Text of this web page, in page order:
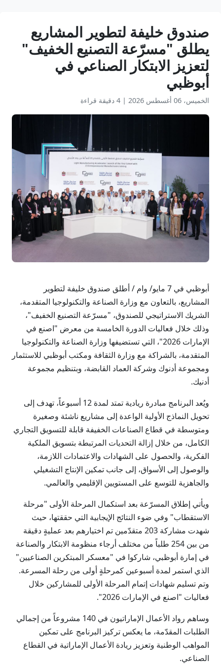
صندوق خليفة لتطوير المشاريع
يطلق "مسرّعة التصنيع الخفيف"
لتعزيز الابتكار الصناعي في
أبوظبي
الخميس، 06 أغسطس 2026 | 4 دقيقة قراءة
أبوظبي في 7 مايو/ وام / أطلق صندوق خليفة لتطوير
المشاريع، بالتعاون مع وزارة الصناعة والتكنولوجيا المتقدمة،
الشريك الاستراتيجي للصندوق، "مسرّعة التصنيع الخفيف"،
وذلك خلال فعاليات الدورة الخامسة من معرض "اصنع في
الإمارات 2026"، التي تستضيفها وزارة الصناعة والتكنولوجيا
المتقدمة، بالشراكة مع وزارة الثقافة ومكتب أبوظبي للاستثمار
ومجموعة أدنوك وشركة العماد القابضة، وبتنظيم مجموعة
أدنيك.
ويُعد البرنامج مبادرة ريادية تمتد لمدة 12 أسبوعاً، تهدف إلى
تحويل النماذج الأولية الواعدة إلى مشاريع ناشئة وصغيرة
ومتوسطة في قطاع الصناعات الخفيفة قابلة للتسويق التجاري
الكامل، من خلال إزالة التحديات المرتبطة بتسويق الملكية
الفكرية، والحصول على الشهادات والاعتمادات اللازمة،
والوصول إلى الأسواق، إلى جانب تمكين الإنتاج التشغيلي
والجاهزية للتوسع على المستويين الإقليمي والعالمي.
ويأتي إطلاق المسرّعة بعد استكمال المرحلة الأولى "مرحلة
الاستقطاب" وفي ضوء النتائج الإيجابية التي حققتها، حيث
شهدت مشاركة 203 متقدّمين تم اختيارهم بعد عمليةٍ دقيقة
من بين 254 طلباً من مختلف أرجاء منظومة الابتكار والصناعة
في إمارة أبوظبي، شاركوا في "معسكر المبتكرين الصناعيين"
الذي استمر لمدة أسبوعين كمرحلةٍ أولى من رحلة المسرعة.
وتم تسليم شهادات إتمام المرحلة الأولى للمشاركين خلال
فعاليات "اصنع في الإمارات 2026".
وساهم رواد الأعمال الإماراتيون في 140 مشروعاً من إجمالي
الطلبات المقدّمة، ما يعكس تركيز البرنامج على تمكين
المواهب الوطنية وتعزيز ريادة الأعمال الإماراتية في القطاع
الصناعي.